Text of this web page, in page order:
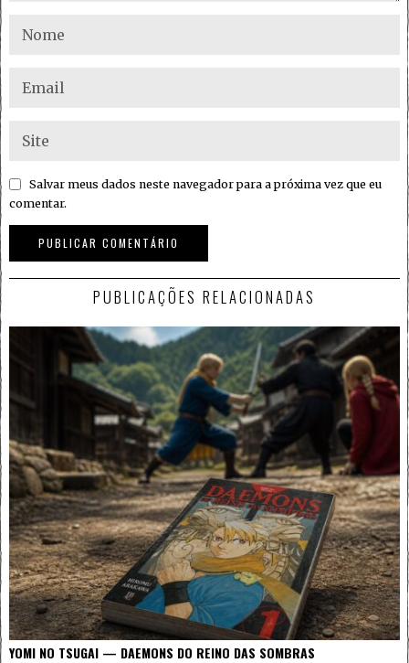
Salvar meus dados neste navegador para a próxima vez que eu
comentar.
PUBLICAÇÕES RELACIONADAS
YOMI NO TSUGAI — DAEMONS DO REINO DAS SOMBRAS